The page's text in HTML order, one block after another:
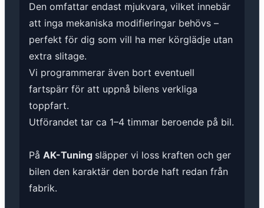
Den omfattar endast mjukvara, vilket innebär
att inga mekaniska modifieringar behövs –
perfekt för dig som vill ha mer körglädje utan
extra slitage.
Vi programmerar även bort eventuell
fartspärr för att uppnå bilens verkliga
toppfart.
Utförandet tar ca 1–4 timmar beroende på bil.
På AK-Tuning släpper vi loss kraften och ger
bilen den karaktär den borde haft redan från
fabrik.